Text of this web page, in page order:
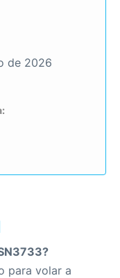
de 2026
para volar a